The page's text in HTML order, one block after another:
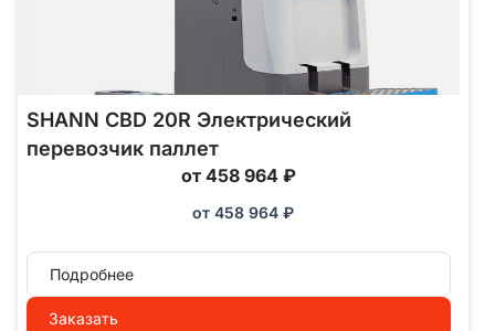
SHANN CBD 20R Электрический
перевозчик паллет
от 458 964 ₽
от 458 964 ₽
Подробнее
Заказать